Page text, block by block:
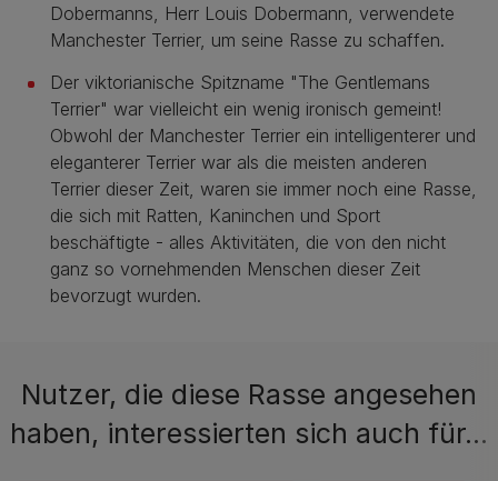
Dobermanns, Herr Louis Dobermann, verwendete
Manchester Terrier, um seine Rasse zu schaffen.
Der viktorianische Spitzname "The Gentlemans
Terrier" war vielleicht ein wenig ironisch gemeint!
Obwohl der Manchester Terrier ein intelligenterer und
eleganterer Terrier war als die meisten anderen
Terrier dieser Zeit, waren sie immer noch eine Rasse,
die sich mit Ratten, Kaninchen und Sport
beschäftigte - alles Aktivitäten, die von den nicht
ganz so vornehmenden Menschen dieser Zeit
bevorzugt wurden.
Nutzer, die diese Rasse angesehen
haben, interessierten sich auch für…